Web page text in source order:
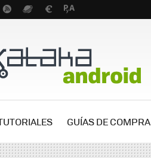
GUÍAS DE COMPRA